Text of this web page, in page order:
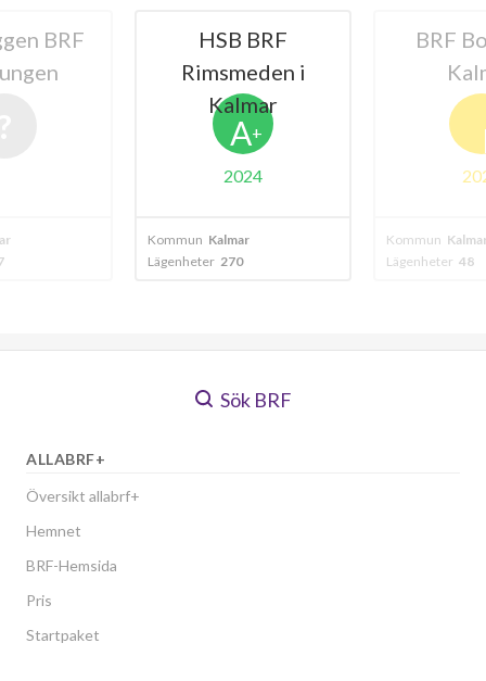
BRF
i
BRF Bovieran
Kalmar
B
2024
Kommun Kalmar
Lägenheter 48
HSB
1 i
Kommun
Lägenheter 45
Sök BRF
ALLABRF+
Översikt allabrf+
Hemnet
BRF-Hemsida
Pris
Startpaket